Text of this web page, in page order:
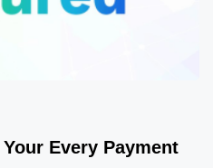
Every Payment